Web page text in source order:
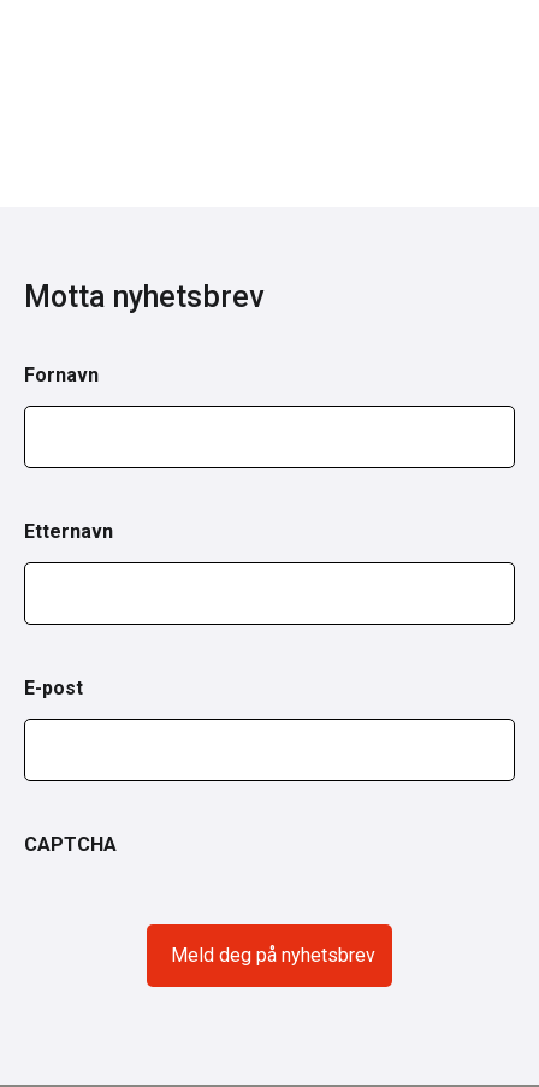
Motta nyhetsbrev
Fornavn
Etternavn
E-post
CAPTCHA